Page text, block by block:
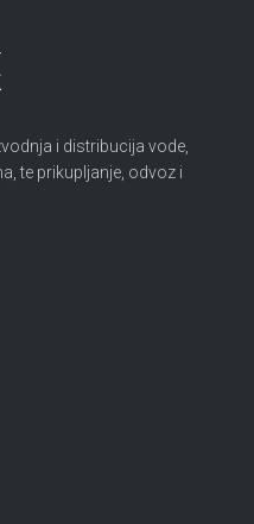
i distribucija vode,
te prikupljanje, odvoz i